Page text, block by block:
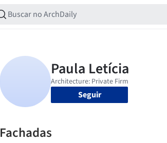
Seguir
Fachadas